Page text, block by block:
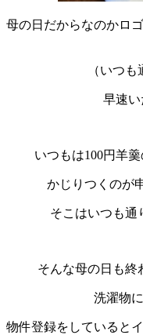
母の日だからなのかロ
（いつ
早速い
いつもは100円羊
かじりつくのが
そこはいつも通
そんな母の日も終
洗濯物
物件登録をしていると